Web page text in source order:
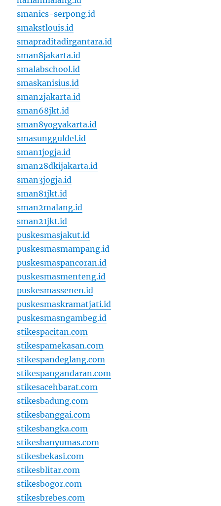
smanics-serpong.id
smakstlouis.id
smapraditadirgantara.id
sman8jakarta.id
smalabschool.id
smaskanisius.id
sman2jakarta.id
sman68jkt.id
sman8yogyakarta.id
smasungguldel.id
sman1jogja.id
sman28dkijakarta.id
sman3jogja.id
sman81jkt.id
sman2malang.id
sman21jkt.id
puskesmasjakut.id
puskesmasmampang.id
puskesmaspancoran.id
puskesmasmenteng.id
puskesmassenen.id
puskesmaskramatjati.id
puskesmasngambeg.id
stikespacitan.com
stikespamekasan.com
stikespandeglang.com
stikespangandaran.com
stikesacehbarat.com
stikesbadung.com
stikesbanggai.com
stikesbangka.com
stikesbanyumas.com
stikesbekasi.com
stikesblitar.com
stikesbogor.com
stikesbrebes.com